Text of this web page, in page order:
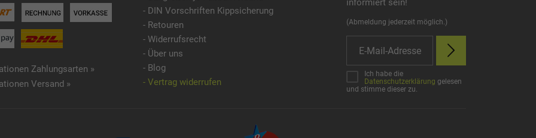
Zahlungsarten »
Versand »
- DIN Vorschriften Kippsicherung
- Retouren
- Widerrufsrecht
- Über uns
- Blog
- Vertrag widerrufen
informiert sein!
(Abmeldung jederzeit möglich.)
Ich habe die
Datenschutzerklärung gelesen
und stimme dieser zu.